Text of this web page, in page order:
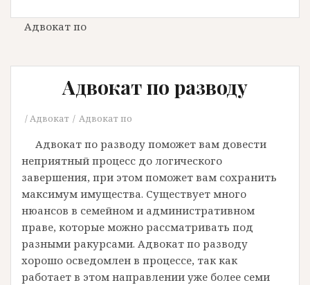
Адвокат по
Адвокат по разводу
Адвокат Адвокат по
Адвокат по разводу поможет вам довести
неприятный процесс до логического
завершения, при этом поможет вам сохранить
максимум имущества. Существует много
нюансов в семейном и административном
праве, которые можно рассматривать под
разными ракурсами. Адвокат по разводу
хорошо осведомлен в процессе, так как
работает в этом направлении уже более семи